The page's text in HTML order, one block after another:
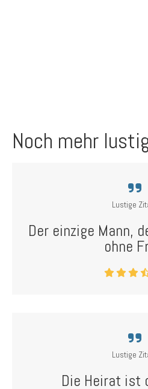
Noch mehr
Lustige
Der einzige Mann,
ohne
Lustige
Die Heirat ist